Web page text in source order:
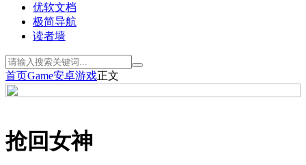
优软文档
极简导航
读者墙
首页Game安卓游戏正文
抢回女神